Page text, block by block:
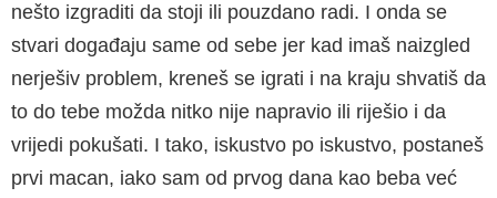
nešto izgraditi da stoji ili pouzdano radi. I onda se
stvari događaju same od sebe jer kad imaš naizgled
nerješiv problem, kreneš se igrati i na kraju shvatiš da
to do tebe možda nitko nije napravio ili riješio i da
vrijedi pokušati. I tako, iskustvo po iskustvo, postaneš
prvi macan, iako sam od prvog dana kao beba već